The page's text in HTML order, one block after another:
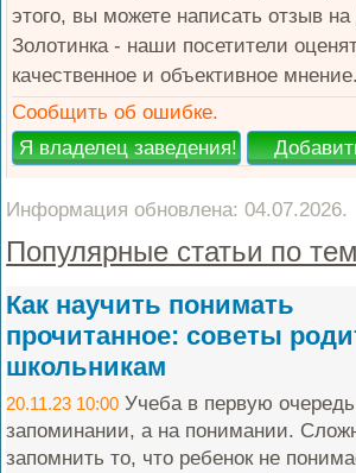
этого, вы можете написать отзыв
Золотинка - наши посетители
качественное и объективное мнение.
Сообщить об ошибке.
Информация обновлена: 04.07.2026.
Популярные статьи по
Как научить понимать
прочитанное: советы
школьникам
20.11.23 10:00 Учеба в первую
запоминании, а на понимании.
запомнить то, что ребенок не